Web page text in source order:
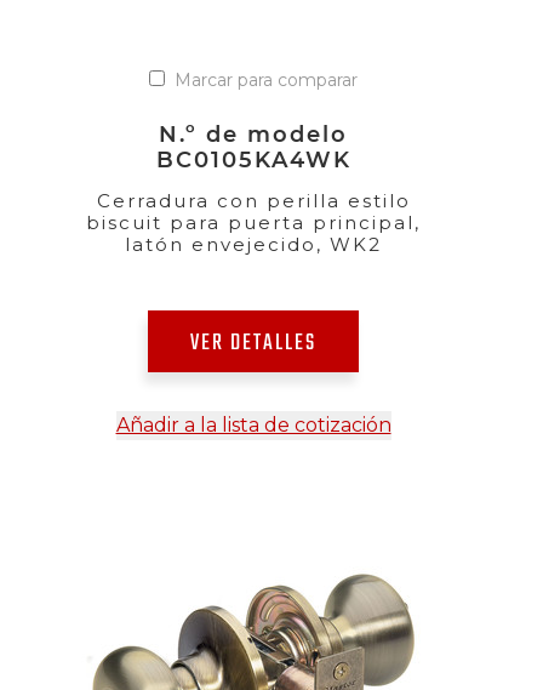
Marcar para comparar
N.º de modelo
BC0105KA4WK
Cerradura con perilla estilo
biscuit para puerta principal,
latón envejecido, WK2
VER DETALLES
Añadir a la lista de cotización